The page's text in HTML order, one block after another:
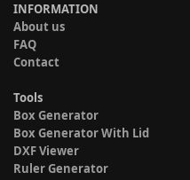
INFORMATION
About us
FAQ
Contact
Tools
Box Generator
Box Generator With Lid
DXF Viewer
Ruler Generator